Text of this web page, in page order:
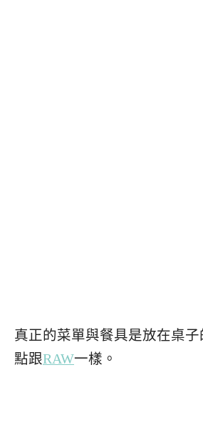
真正的菜單與餐具是放在桌
點跟RAW一樣。